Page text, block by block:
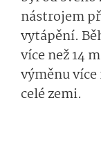
nástrojem
vytápění.
více než 14
výměnu
celé zemi.